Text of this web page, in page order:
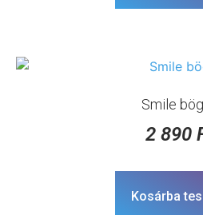
Smile
2 890
Kosárba